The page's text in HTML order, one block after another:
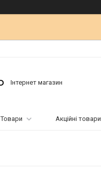
Інтернет магазин
Товари Акційні товари